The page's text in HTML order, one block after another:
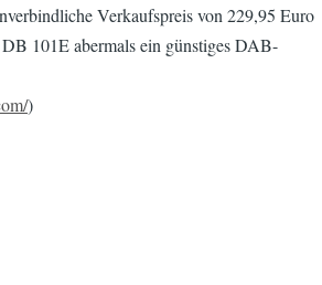
Verkaufspreis von 229,95 Euro
101E abermals ein günstiges DAB-
)